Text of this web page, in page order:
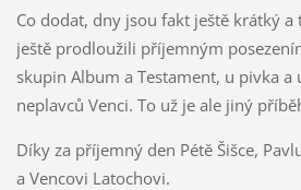
Co dodat, dny jsou fakt ještě krátký a
ještě prodloužili příjemným
skupin Album a Testament, u pivka a
neplavců Venci. To už je ale jiný
Díky za příjemný den Pétě Šišce,
a Vencovi Latochovi.